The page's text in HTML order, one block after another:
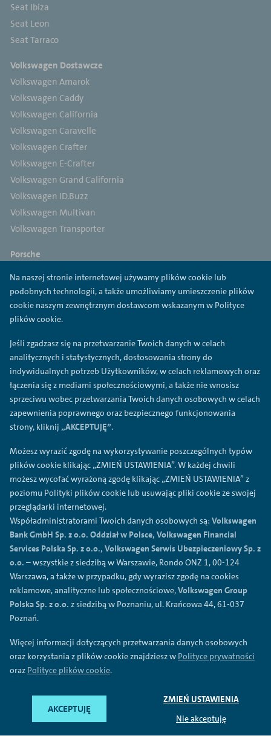
Seat Ibiza
Seat Leon
Seat Tarraco
Volkswagen Dostawcze
Volkswagen Amarok
Volkswagen Caddy
Volkswagen California
Volkswagen Caravelle
Volkswagen Crafter
Volkswagen E-Crafter
Volkswagen Grand California
Volkswagen ID.Buzz
Volkswagen Multivan
Volkswagen Transporter
Porsche
Porsche 911
Porsche Panamera
Porsche Macan
Porsche Taycan
Cupra
Cupra Ateca
Cupra Born
Cupra Formentor
Polityka prywatności
Regulamin
Polityka plików cookies
Ogólne warunki sprzedaży
Przetwarzanie danych
Mapa serwisu
Formularz reklamacyjny
Pod nazwa Volkswagen Financial Services oferowane sa usługi
bankowe (przez Volkswagen Bank GmbH Sp. z o.o. Oddzial w
Polsce), usługi leasingowe i mobilnosc (przez Volkswagen
ubezpieczeniowe (przez Volkswagen Serwis Ubezpieczeniowy
Sp. z o.o. jako agenta ubezpieczeniowego).
Na naszej stronie internetowej używamy plików cookie lub
podobnych technologii, a także umożliwiamy umieszczenie plików
cookie naszym zewnętrznym dostawcom wskazanym w Polityce
plików cookie.
Jeśli zgadzasz się na przetwarzanie Twoich danych w celach
analitycznych i statystycznych, dostosowania strony do
indywidualnych potrzeb Użytkowników, w celach reklamowych oraz
łączenia się z mediami społecznościowymi, a także nie wnosisz
sprzeciwu wobec przetwarzania Twoich danych osobowych w celach
zapewnienia poprawnego oraz bezpiecznego funkcjonowania
strony, kliknij „AKCEPTUJĘ”.
Możesz wyrazić zgodę na wykorzystywanie poszczególnych typów
plików cookie klikając „ZMIEŃ USTAWIENIA”. W każdej chwili
możesz wycofać wyrażoną zgodę klikając „ZMIEŃ USTAWIENIA” z
poziomu Polityki plików cookie lub usuwając pliki cookie ze swojej
przeglądarki internetowej.
Współadministratorami Twoich danych osobowych są: Volkswagen
Bank GmbH Sp. z o.o. Oddział w Polsce, Volkswagen Financial
Services Polska Sp. z o.o., Volkswagen Serwis Ubezpieczeniowy Sp. z
o.o. – wszystkie z siedzibą w Warszawie, Rondo ONZ 1, 00-124
Warszawa, a także w przypadku, gdy wyrazisz zgodę na cookies
reklamowe, analityczne lub społecznościowe,Volkswagen Group
Polska Sp. z o.o. z siedzibą w Poznaniu, ul. Krańcowa 44, 61-037
Poznań.
Więcej informacji dotyczących przetwarzania danych osobowych
oraz korzystania z plików cookie znajdziesz w Polityce prywatności
oraz Polityce plików cookie.
AKCEPTUJĘ
ZMIEŃ USTAWIENIA
Nie akceptuję